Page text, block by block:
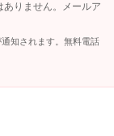
りません。メールア
知されます。無料電話